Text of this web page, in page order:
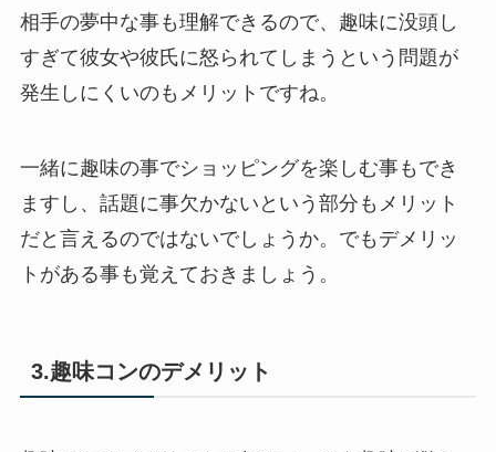
相手の夢中な事も理解できるので、趣味に没頭し
すぎて彼女や彼氏に怒られてしまうという問題が
発生しにくいのもメリットですね。
一緒に趣味の事でショッピングを楽しむ事もでき
ますし、話題に事欠かないという部分もメリット
だと言えるのではないでしょうか。でもデメリッ
トがある事も覚えておきましょう。
3.趣味コンのデメリット